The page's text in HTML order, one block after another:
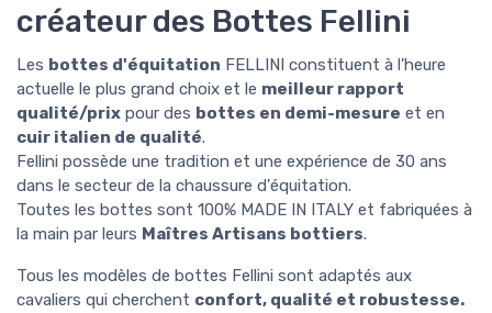
créateur des Bottes Fellini
Les bottes d'équitation FELLINI constituent à l'heure
actuelle le plus grand choix et le meilleur rapport
qualité/prix pour des bottes en demi-mesure et en
cuir italien de qualité.
Fellini possède une tradition et une expérience de 30 ans
dans le secteur de la chaussure d'équitation.
Toutes les bottes sont 100% MADE IN ITALY et fabriquées à
la main par leurs Maîtres Artisans bottiers.
Tous les modèles de bottes Fellini sont adaptés aux
cavaliers qui cherchent confort, qualité et robustesse.